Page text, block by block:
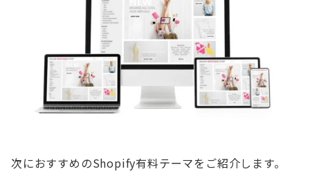
次におすすめのShopify有料テーマをご紹介します。